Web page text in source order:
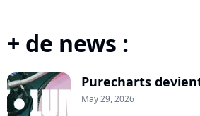
+ de news :
Purecharts
May 29, 2026